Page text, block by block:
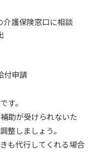
介護保険窓口に相談
付申請
す。
助が受けられないた
整しましょう。
も代行してくれる場合